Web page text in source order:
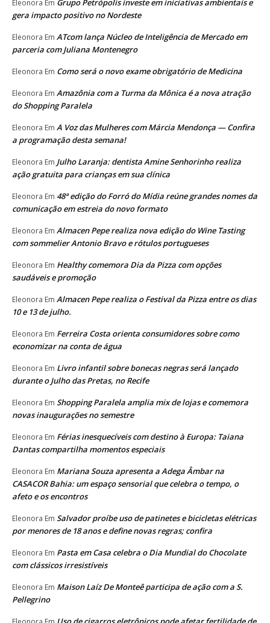
Eleonora Em Grupo Petrópolis investe em iniciativas ambientais e
gera impacto positivo no Nordeste
Eleonora Em ATcom lança Núcleo de Inteligência de Mercado em
parceria com Juliana Montenegro
Eleonora Em Como será o novo exame obrigatório de Medicina
Eleonora Em Amazônia com a Turma da Mônica é a nova atração
do Shopping Paralela
Eleonora Em A Voz das Mulheres com Márcia Mendonça — Confira
a programação desta semana!
Eleonora Em Julho Laranja: dentista Amine Senhorinho realiza
ação gratuita para crianças em sua clínica
Eleonora Em 48ª edição do Forró do Mídia reúne grandes nomes da
comunicação em estreia do novo formato
Eleonora Em Almacen Pepe realiza nova edição do Wine Tasting
com sommelier Antonio Bravo e rótulos portugueses
Eleonora Em Healthy comemora Dia da Pizza com opções
saudáveis e promoção
Eleonora Em Almacen Pepe realiza o Festival da Pizza entre os dias
10 e 13 de julho.
Eleonora Em Ferreira Costa orienta consumidores sobre como
economizar na conta de água
Eleonora Em Livro infantil sobre bonecas negras será lançado
durante o Julho das Pretas, no Recife
Eleonora Em Shopping Paralela amplia mix de lojas e comemora
novas inaugurações no semestre
Eleonora Em Férias inesquecíveis com destino à Europa: Taiana
Dantas compartilha momentos especiais
Eleonora Em Mariana Souza apresenta a Adega Âmbar na
CASACOR Bahia: um espaço sensorial que celebra o tempo, o
afeto e os encontros
Eleonora Em Salvador proíbe uso de patinetes e bicicletas elétricas
por menores de 18 anos e define novas regras; confira
Eleonora Em Pasta em Casa celebra o Dia Mundial do Chocolate
com clássicos irresistíveis
Eleonora Em Maison Laíz De Monteê participa de ação com a S.
Pellegrino